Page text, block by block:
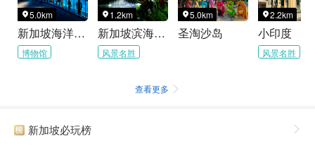
5.0km
新加坡海洋生态馆
博物馆
 1.2km
新加坡滨海湾花园
风景名胜
5.0km
圣淘沙岛
2.2km
小印度
风景名胜
查看更多 
新加坡必玩榜 